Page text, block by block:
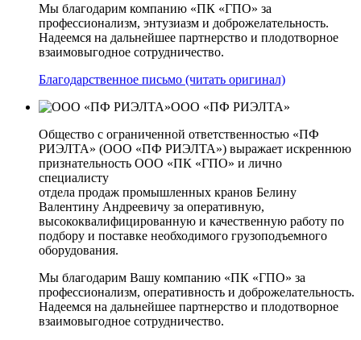
Мы благодарим компанию «ПК «ГПО» за
профессионализм, энтузиазм и доброжелательность.
Надеемся на дальнейшее партнерство и плодотворное
взаимовыгодное сотрудничество.
Благодарственное письмо (читать оригинал)
ООО «ПФ РИЭЛТА»
Общество с ограниченной ответственностью «ПФ
РИЭЛТА» (ООО «ПФ РИЭЛТА») выражает искреннюю
признательность ООО «ПК «ГПО» и лично
специалисту
отдела продаж промышленных кранов Белину
Валентину Андреевичу за оперативную,
высококвалифицированную и качественную работу по
подбору и поставке необходимого грузоподъемного
оборудования.
Мы благодарим Вашу компанию «ПК «ГПО» за
профессионализм, оперативность и доброжелательность.
Надеемся на дальнейшее партнерство и плодотворное
взаимовыгодное сотрудничество.